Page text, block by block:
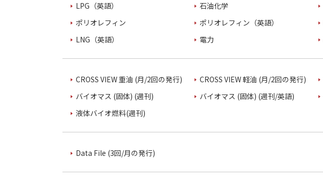
LPG（英語）
石油化学
ポリオレフィン
ポリオレフィン（英語）
LNG（英語）
電力
CROSS VIEW 重油 (月/2回の発行) CROSS VIEW 軽油 (月/2回の発行)
バイオマス (固体) (週刊)
バイオマス (固体) (週刊/英語)
液体バイオ燃料(週刊)
Data File (3回/月の発行)